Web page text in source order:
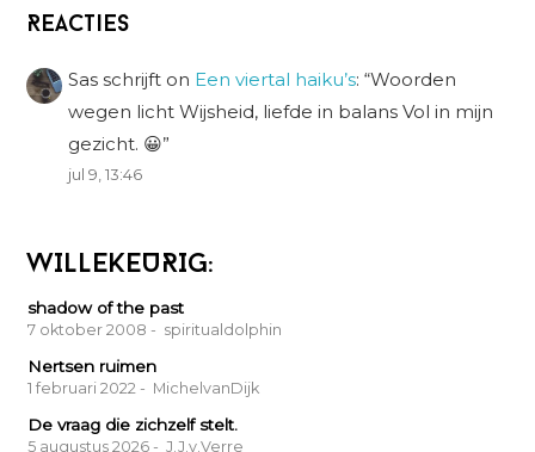
Reacties
Sas schrijft on Een viertal haiku’s: “Woorden
wegen licht Wijsheid, liefde in balans Vol in mijn
gezicht. 😀”
jul 9, 13:46
WILLEKEURIG:
shadow of the past
7 oktober 2008 - spiritualdolphin
Nertsen ruimen
1 februari 2022 - MichelvanDijk
De vraag die zichzelf stelt.
5 augustus 2026 - J.J.v.Verre